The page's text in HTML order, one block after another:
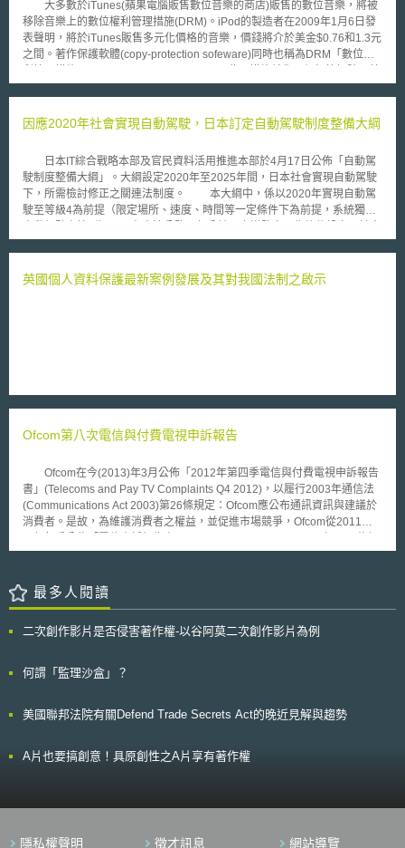
大多數於iTunes(蘋果電腦販售數位音樂的商店)販售的數位音樂，將被
移除音樂上的數位權利管理措施(DRM)。iPod的製造者在2009年1月6日發
表聲明，將於iTunes販售多元化價格的音樂，價錢將介於美金$0.76和1.3元
之間。著作保護軟體(copy-protection sofeware)同時也稱為DRM「數位權
設計是為了預防人們非法下載音樂，並且同時避免他們複製音樂於其他的電
管理措施。蘋果電腦的執行長Steve Jobs早在2007年2月公開呼籲知名唱片
另外，iTunes提供消費者一個簡單的方式，只要在每首音樂多付美金$0.3
元，或者是多付每張專輯價錢30%的金額，即可將原先買到的音樂換為移除
數位權利管理措施的音樂。Steve Jobs說到，我們十分興奮可以在iTune提
供消費者沒有數位權利管理措施的音樂，使用iPhone 3G的消費者能夠在任
因應2020年社會實現自動駕駛，日本訂定自動駕駛制度整備大綱
日本IT綜合戰略本部及官民資料活用推進本部於4月17日公佈「自動駕
駛制度整備大綱」。大綱設定2020年至2025年間，日本社會實現自動駕駛
下，所需檢討修正之關連法制度。 本大綱中，係以2020年實現自動駕
駛至等級4為前提（限定場所、速度、時間等一定條件下為前提，系統獨自
實現自動駕駛有以下課題需克服： 道路交通環境的整備：以自駕系統為行
統無法對應。 確保整體的安全性：依據技術程度，設定一般車也能適用之
等法律全體之對應，仍為今後之課題，必須為早期快速處理。為了強化民事
所有人過度負擔等，車輛行駛紀錄器之裝置義務化、事故原因究明機制等，
關係機關應合作為制度檢討。 本大綱最後並提出，在自動駕駛技術快
速發展下，就其發展實際狀況應為持續半年1次召開會議檢討檢討。
英國個人資料保護最新案例發展及其對我國法制之啟示
Ofcom第八次電信與付費電視申訴報告
Ofcom在今(2013)年3月公佈「2012年第四季電信與付費電視申訴報告
書」(Telecoms and Pay TV Complaints Q4 2012)，以履行2003年通信法
(Communications Act 2003)第26條規定：Ofcom應公布通訊資訊與建議於
消費者。是故，為維護消費者之權益，並促進市場競爭，Ofcom從2011年4
為「電信與付費電視申訴報告書」(Telecoms and Pay Tv Complaints)。這
幾次報告書中顯示，業者們被投訴量確實持續下降，可見效果斐然。
Ofcom選擇市占率超過4%、且每月被投訴超過30次的市話、固網寬頻、行
訴具有綑綁式服務(bundled services)業者，則視其申訴是否涵蓋多種服
訴僅被記錄於網路服務。由於，民眾申訴範圍相當廣泛而難以統整，Ofcom
2.Ofcom雖力求數據的合理性，但不會檢驗消費者投訴的真實性。 3.當
高。 在這次報告中，各領域被投訴最多的業者如下：Talk Talk於市話服
務被投訴最多，被投訴的理由多數為服務缺失與相關服務爭議。Orange則
最多人閱讀
二次創作影片是否侵害著作權-以谷阿莫二次創作影片為例
何謂「監理沙盒」？
美國聯邦法院有關Defend Trade Secrets Act的晚近見解與趨勢
A片也要搞創意！具原創性之A片享有著作權
隱私權聲明 徵才訊息 網站導覽